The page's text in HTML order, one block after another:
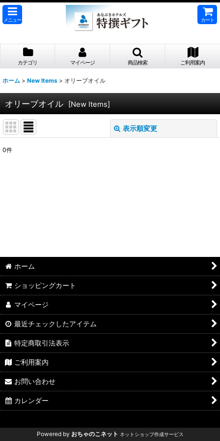
メニュー カート
カテゴリ マイページ 商品検索 ご利用案内
ホーム > New Items > オリーブオイル
オリーブオイル [New Items]
表示順変更
0件
ホーム
ショッピングカート
マイページ
最近チェックしたアイテム
特定商取引法表示
ご利用案内
お問い合わせ
カレンダー
Powered by おちゃのこネット ネットショップ作成サービス